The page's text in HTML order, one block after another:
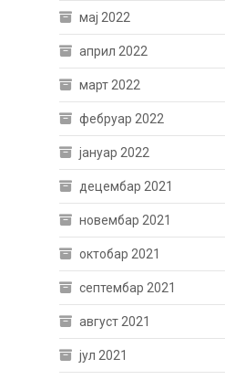
мај 2022
април 2022
март 2022
фебруар 2022
јануар 2022
децембар 2021
новембар 2021
октобар 2021
септембар 2021
август 2021
јул 2021